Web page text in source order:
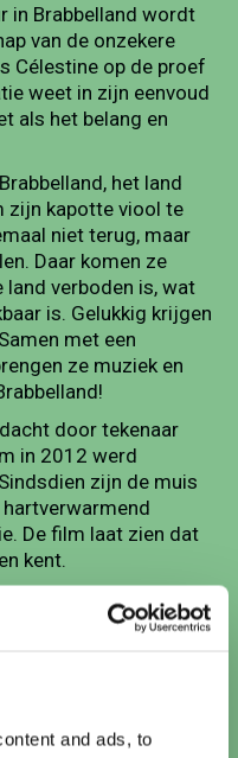
and ads, to
in Brabbelland wordt
van de onzekere
Célestine op de proef
weet in zijn eenvoud
als het belang en
het land
zijn kapotte viool te
niet terug, maar
Daar komen ze
land verboden is, wat
is. Gelukkig krijgen
met een
ze muziek en
door tekenaar
in 2012 werd
zijn de muis
De film laat zien dat
kent.